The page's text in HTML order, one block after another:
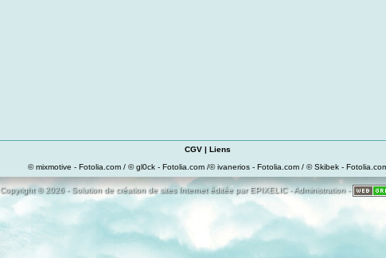
CGV | Liens
© mixmotive - Fotolia.com / © gl0ck - Fotolia.com /© ivanerios - Fotolia.com / © Skibek -
Copyright © 2026 - Solution de création de sites Internet éditée par EPIXELIC- Administration-